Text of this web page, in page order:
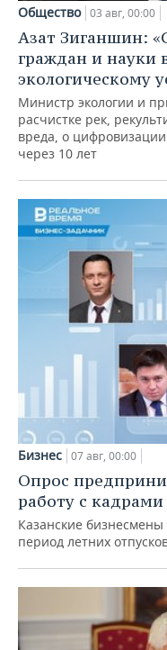
Общество 03 авг, 00:00
Азат Зиганшин:
граждан и науки
экологическому
Министр экологии и
расчистке рек,
вреда, о
через 10 лет
Бизнес 07 авг, 00:00
Опрос
работу с кадрами
Казанские
период летних